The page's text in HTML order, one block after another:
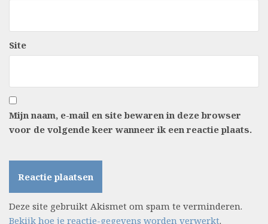
Site
Mijn naam, e-mail en site bewaren in deze browser
voor de volgende keer wanneer ik een reactie plaats.
Deze site gebruikt Akismet om spam te verminderen.
Bekijk hoe je reactie-gegevens worden verwerkt.